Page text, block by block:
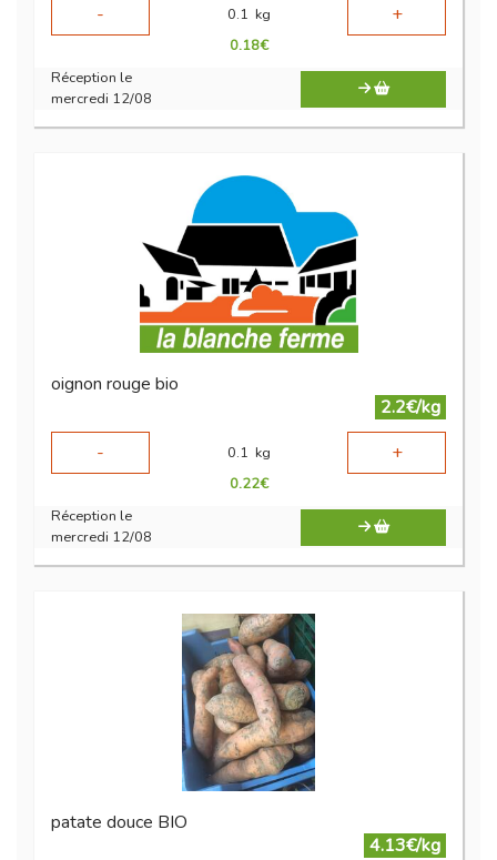
-
0.1 kg +
0.18€
Réception le
mercredi 12/08
oignon rouge bio
2.2€/kg
-
0.1 kg +
0.22€
Réception le
mercredi 12/08
patate douce BIO
4.13€/kg